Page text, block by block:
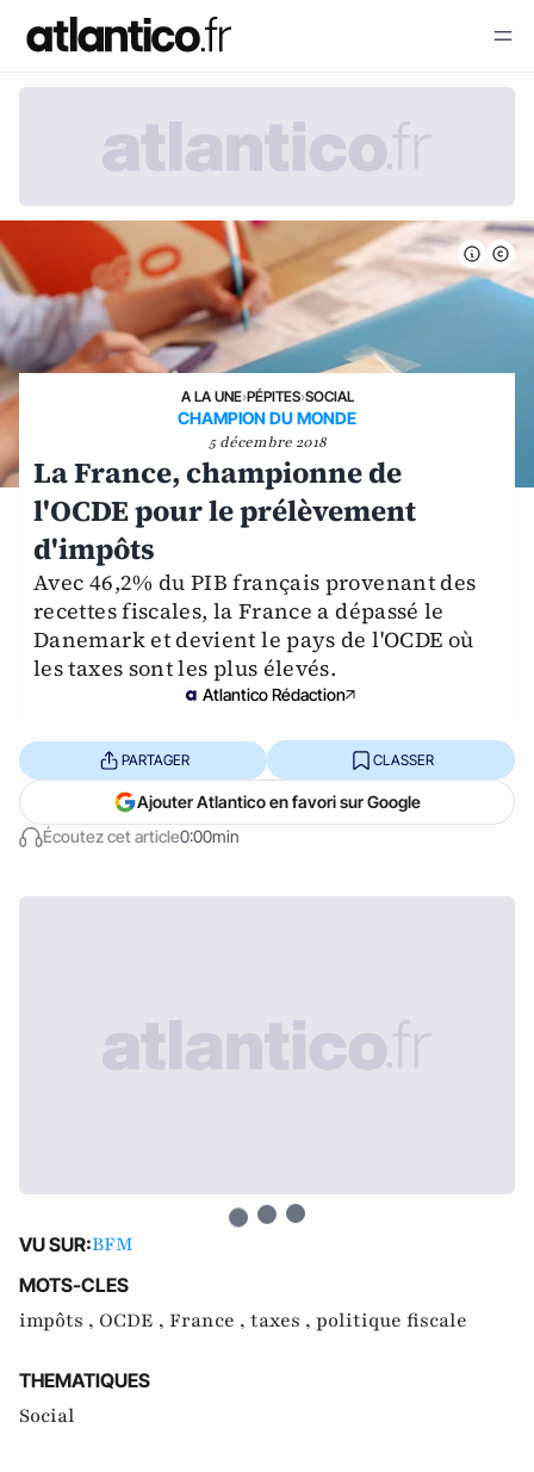
A LA UNE›PÉPITES›SOCIAL
CHAMPION DU MONDE
5 décembre 2018
La France, championne de
l'OCDE pour le prélèvement
d'impôts
Avec 46,2% du PIB français provenant des
recettes fiscales, la France a dépassé le
Danemark et devient le pays de l'OCDE où
les taxes sont les plus élevés.
Atlantico Rédaction
Écoutez cet article0:00min
PARTAGER CLASSER
Ajouter Atlantico en favori sur Google
VU SUR:BFM
MOTS-CLES
impôts , OCDE , France , taxes , politique fiscale
THEMATIQUES
Social